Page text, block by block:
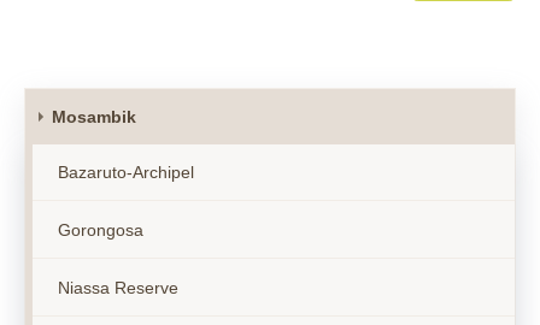
Mosambik
Bazaruto-Archipel
Gorongosa
Niassa Reserve